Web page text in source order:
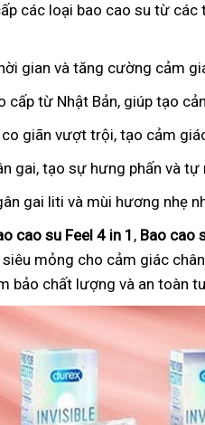
các loại bao cao su từ
gian và tăng cường cảm
cấp từ Nhật Bản, giúp tạo
giãn vượt trội, tạo cảm
gai, tạo sự hưng phấn và tự
gai liti và mùi hương nhẹ
cao su Feel 4 in 1 , Bao cao
siêu mỏng cho cảm giác
bảo chất lượng và an toàn